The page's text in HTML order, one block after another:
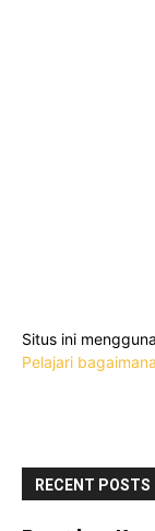
Situs ini
Pelajari
RECENT POSTS